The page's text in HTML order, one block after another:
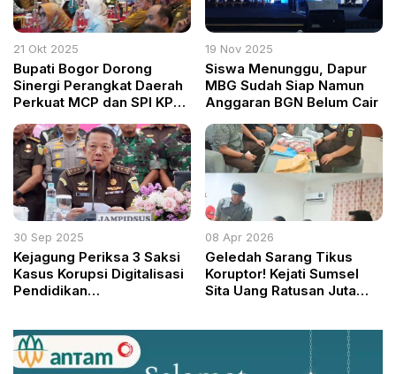
21 Okt 2025
Bupati Bogor Dorong
Sinergi Perangkat Daerah
Perkuat MCP dan SPI KPK
19 Nov 2025
Siswa Menunggu, Dapur
MBG Sudah Siap Namun
Anggaran BGN Belum Cair
30 Sep 2025
Kejagung Periksa 3 Saksi
Kasus Korupsi Digitalisasi
Pendidikan
08 Apr 2026
Geledah Sarang Tikus
Koruptor! Kejati Sumsel
Sita Uang Ratusan Juta